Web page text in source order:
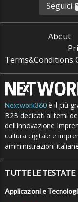
Seguici
About
Terms&Conditions
Nextwork360 è il più
B2B dedicati ai temi
dell’Innovazione
cultura digitale e
amministrazioni
TUTTE LE TESTATE
Applicazioni e